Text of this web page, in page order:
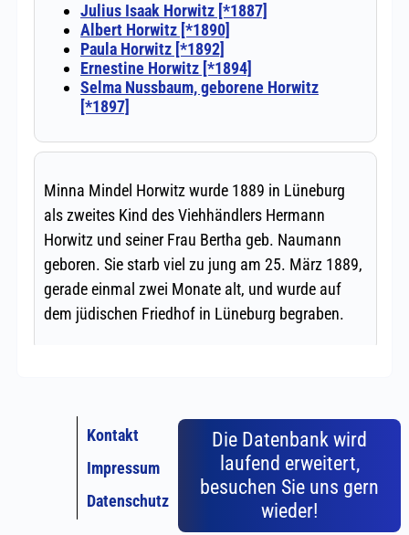
Kontakt
Impressum
Datenschutz
Die Datenbank wird
laufend erweitert,
besuchen Sie uns gern
wieder!